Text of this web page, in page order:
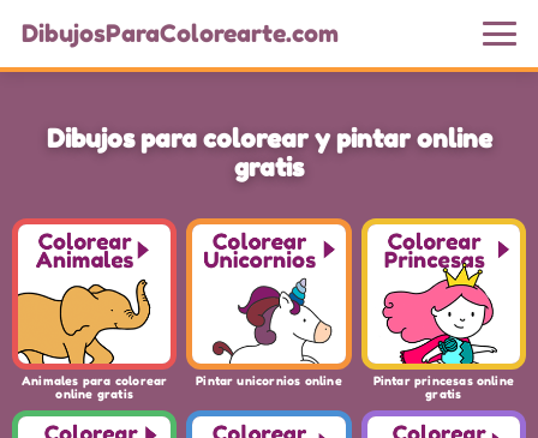
DibujosParaColorearte.com
Dibujos para colorear y pintar online
gratis
Animales para colorear
online gratis
Pintar unicornios online
Pintar princesas online
gratis